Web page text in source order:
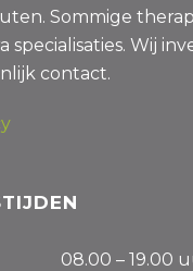
Sommige
specialisaties. Wij
contact.
08.00 – 19.00